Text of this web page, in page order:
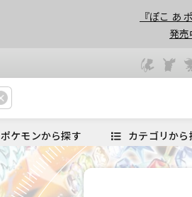
『ぽこ あ
発売
ポケモンから探す カテゴリから